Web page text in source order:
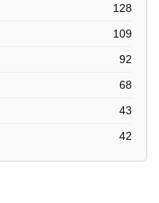
128
109
92
68
43
42